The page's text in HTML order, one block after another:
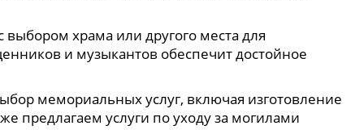
храма или другого места для
и музыкантов обеспечит достойное
мемориальных услуг, включая изготовление
предлагаем услуги по уходу за могилами